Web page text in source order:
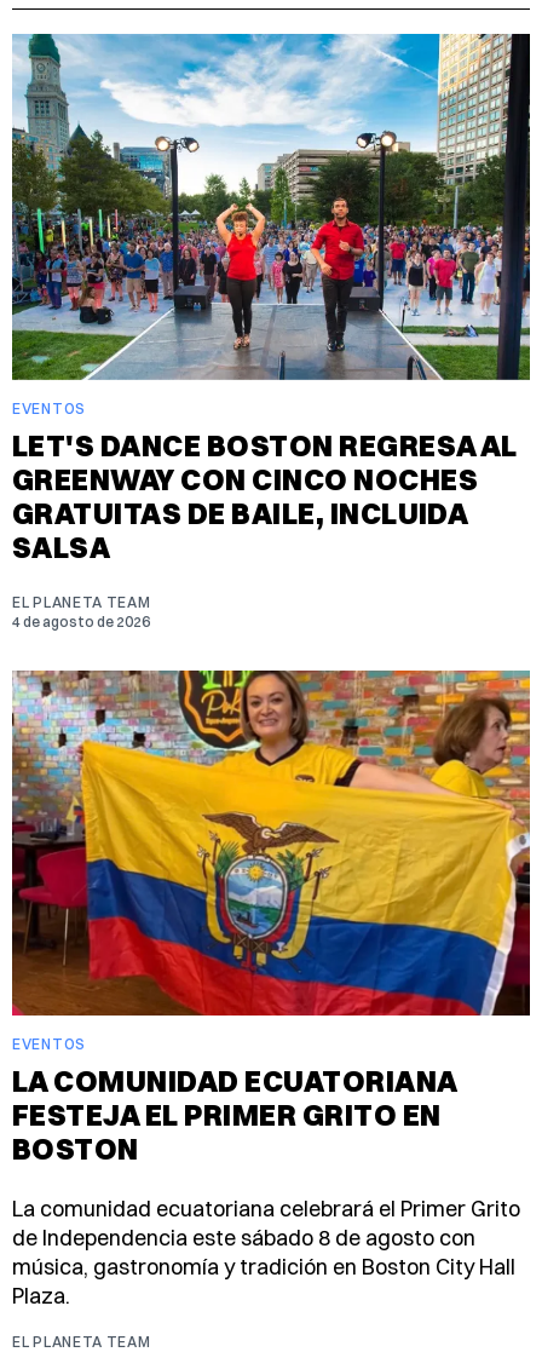
EVENTOS
LET'S DANCE BOSTON REGRESA AL
GREENWAY CON CINCO NOCHES
GRATUITAS DE BAILE, INCLUIDA
SALSA
EL PLANETA TEAM
4 de agosto de 2026
EVENTOS
LA COMUNIDAD ECUATORIANA
FESTEJA EL PRIMER GRITO EN
BOSTON
La comunidad ecuatoriana celebrará el Primer Grito
de Independencia este sábado 8 de agosto con
música, gastronomía y tradición en Boston City Hall
Plaza.
EL PLANETA TEAM